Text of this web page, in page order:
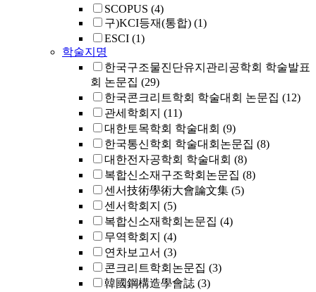
SCOPUS (4)
구)KCI등재(통합) (1)
ESCI (1)
학술지명
한국구조물진단유지관리공학회 학술발표
회 논문집 (29)
한국콘크리트학회 학술대회 논문집 (12)
관세학회지 (11)
대한토목학회 학술대회 (9)
한국통신학회 학술대회논문집 (8)
대한전자공학회 학술대회 (8)
복합신소재구조학회논문집 (8)
센서技術學術大會論文集 (5)
센서학회지 (5)
복합신소재학회논문집 (4)
무역학회지 (4)
연차보고서 (3)
콘크리트학회논문집 (3)
韓國鋼構造學會誌 (3)